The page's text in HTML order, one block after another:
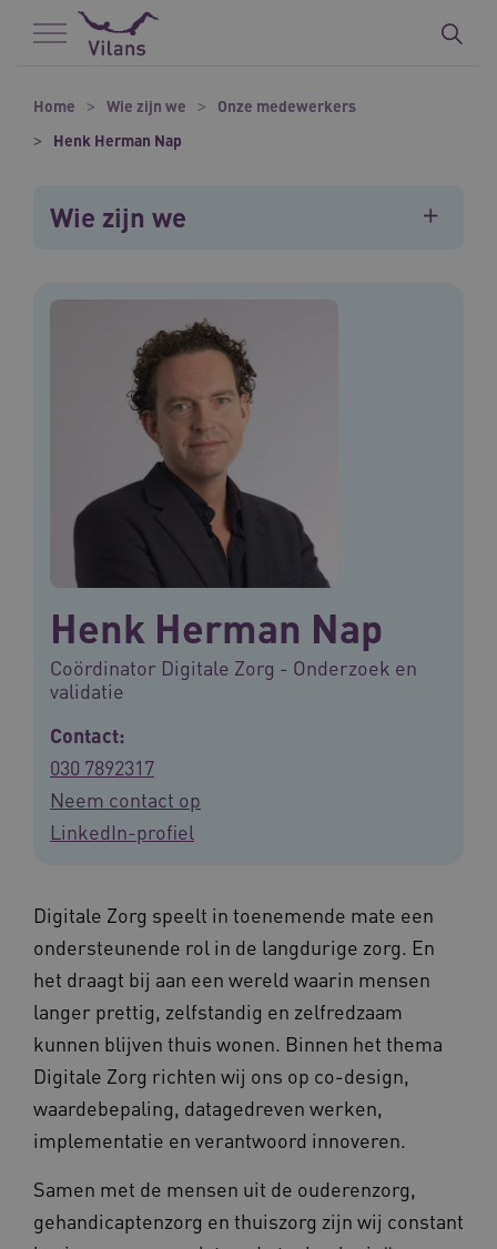
Naar hoofdinhoud
Naar footer
Home Wie zijn we
Onze medewerkers
Henk Herman Nap
Wie zijn we
Henk Herman Nap
Coördinator Digitale Zorg - Onderzoek en
validatie
Contact:
030 7892317
Neem contact op
LinkedIn-profiel
Digitale Zorg speelt in toenemende mate een
ondersteunende rol in de langdurige zorg. En
het draagt bij aan een wereld waarin mensen
langer prettig, zelfstandig en zelfredzaam
kunnen blijven thuis wonen. Binnen het thema
Digitale Zorg richten wij ons op co-design,
waardebepaling, datagedreven werken,
implementatie en verantwoord innoveren.
Samen met de mensen uit de ouderenzorg,
gehandicaptenzorg en thuiszorg zijn wij constant